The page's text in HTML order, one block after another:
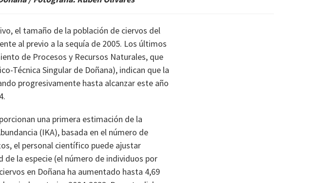
el tamaño de la población de ciervos del
al previo a la sequía de 2005. Los últimos
de Procesos y Recursos Naturales, que
Técnica Singular de Doñana), indican que la
progresivamente hasta alcanzar este año
una primera estimación de la
(IKA), basada en el número de
el personal científico puede ajustar
la especie (el número de individuos por
en Doñana ha aumentado hasta 4,69